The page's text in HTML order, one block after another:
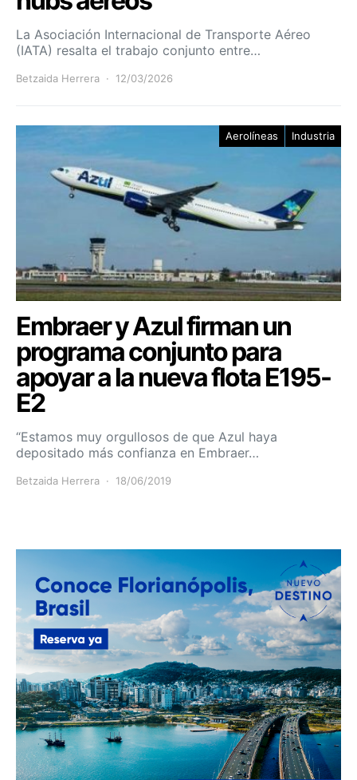
La Asociación Internacional de Transporte Aéreo
(IATA) resalta el trabajo conjunto entre…
Betzaida Herrera 12/03/2026
Aerolíneas Industria
Embraer y Azul firman un
programa conjunto para
apoyar a la nueva flota E195-
E2
“Estamos muy orgullosos de que Azul haya
depositado más confianza en Embraer…
Betzaida Herrera 18/06/2019